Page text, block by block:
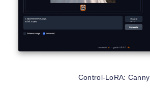
Control-LoRA: Canny